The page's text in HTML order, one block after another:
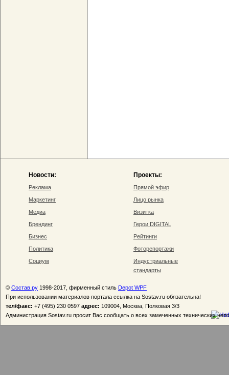
Новости:
Реклама
Маркетинг
Медиа
Брендинг
Бизнес
Политика
Социум
Проекты:
Прямой эфир
Лицо рынка
Визитка
Герои DIGITAL
Рейтинги
Фоторепортажи
Индустриальные
стандарты
© Состав.ру 1998-2017, фирменный стиль Depot WPF
При использовании материалов портала ссылка на Sostav.ru обязательна!
тел/факс: +7 (495) 230 0597 адрес: 109004, Москва, Полковая 3/3
Администрация Sostav.ru просит Вас сообщать о всех замеченных технических